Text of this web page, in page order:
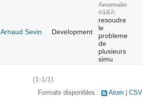
Arnaud Sevin Development
Anomalie
#187:
resoudre
le
probleme
de
plusieurs
simu
(1-1/1)
Formats disponibles : Atom CSV